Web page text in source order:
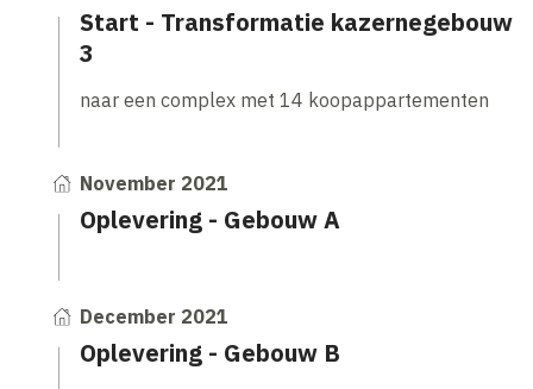
Start - Transformatie kazernegebouw
3
naar een complex met 14 koopappartementen
Oplevering - Gebouw A
November 2021
Oplevering - Gebouw B
December 2021